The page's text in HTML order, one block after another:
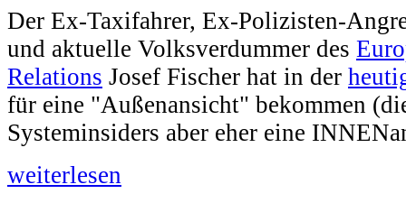
Der Ex-Taxifahrer, Ex-Polizisten-
und aktuelle Volksverdummer des
Relations Josef Fischer hat in der
für eine "Außenansicht" bekommen
Systeminsiders aber eher eine
weiterlesen